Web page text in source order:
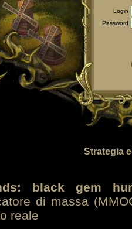
Login
Password
Strategia
black gem
di massa
reale